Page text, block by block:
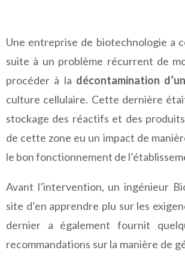
Une entreprise de biotechnologie a
suite à un problème récurrent de
procéder à la décontamination
culture cellulaire. Cette dernière
stockage des réactifs et des
de cette zone eu un impact de
le bon fonctionnement de
Avant l’intervention, un ingénieur
site d’en apprendre plu sur les
dernier a également fournit
recommandations sur la manière de